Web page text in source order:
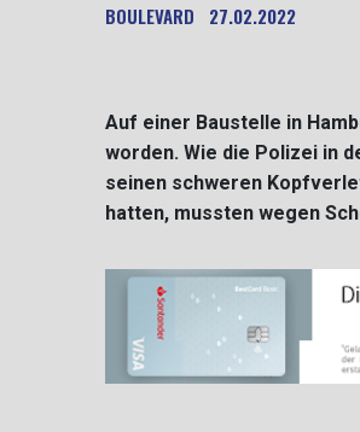
BOULEVARD 27.02.2022
Auf einer Baustelle in
worden. Wie die Polizei in
seinen schweren
hatten, mussten wegen